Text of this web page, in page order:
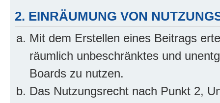
2. EINRÄUMUNG VON
Mit dem Erstellen eines Beitrags
räumlich unbeschränktes und
Boards zu nutzen.
Das Nutzungsrecht nach Punkt 2,